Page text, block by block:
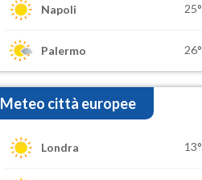
Napoli 25°
Palermo 26°
Meteo città europee
Londra 13°